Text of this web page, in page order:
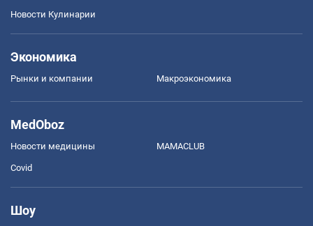
Новости Кулинарии
Экономика
Рынки и компании Mакроэкономика
MedOboz
Новости медицины MAMACLUB
Covid
Шоу